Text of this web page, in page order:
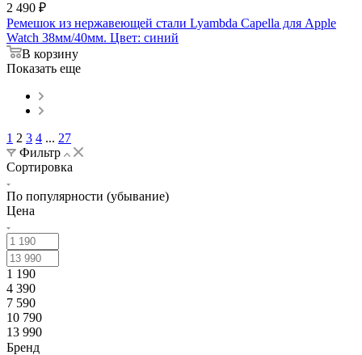
2 490 ₽
Ремешок из нержавеющей стали Lyambda Capella для Apple
Watch 38мм/40мм. Цвет: синий
В корзину
Показать еще
1 2 3 4 ... 27
Фильтр
Сортировка
По популярности (убывание)
Цена
1 190
4 390
7 590
10 790
13 990
Бренд